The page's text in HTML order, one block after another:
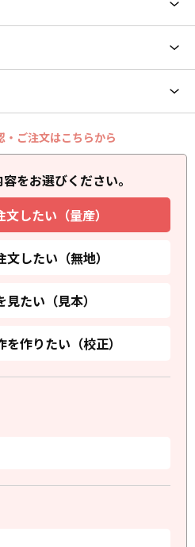
・ご注文はこちらから
をお選びください。
したい（量産）
したい（無地）
たい（見本）
作りたい（校正）